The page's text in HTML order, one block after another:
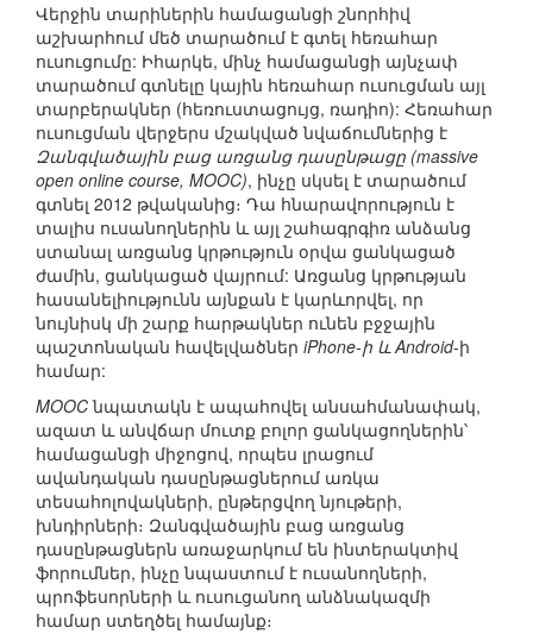
Վերջին տարիներին համացանցի շնորհիվ
աշխարհում մեծ տարածում է գտել հեռահար
ուսուցումը: Իհարկե, մինչ համացանցի այնչափ
տարածում գտնելը կային հեռահար ուսուցման այլ
տարբերակներ (հեռուստացույց, ռադիո): Հեռահար
ուսուցման վերջերս մշակված նվաճումներից է
Զանգվածային բաց առցանց դասընթացը (massive
open online course, MOOC), ինչը սկսել է տարածում
գտնել 2012 թվականից։ Դա հնարավորություն է
տալիս ուսանողներին և այլ շահագրգիռ անձանց
ստանալ առցանց կրթություն օրվա ցանկացած
ժամին, ցանկացած վայրում: Առցանց կրթության
հասանելիությունն այնքան է կարևորվել, որ
նույնիսկ մի շարք հարթակներ ունեն բջջային
պաշտոնական հավելվածներ iPhone-ի և Android-ի
համար:
MOOCնպատակն է ապահովել անսահմանափակ,
ազատ և անվճար մուտք բոլոր ցանկացողներին՝
համացանցի միջոցով, որպես լրացում
ավանդական դասընթացներում առկա
տեսահոլովակների, ընթերցվող նյութերի,
խնդիրների։ Զանգվածային բաց առցանց
դասընթացներն առաջարկում են ինտերակտիվ
ֆորումներ, ինչը նպաստում է ուսանողների,
պրոֆեսորների և ուսուցանող անձնակազմի
համար ստեղծել համայնք։